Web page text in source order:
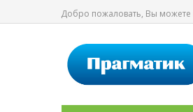
Добро пожаловать, Вы можете